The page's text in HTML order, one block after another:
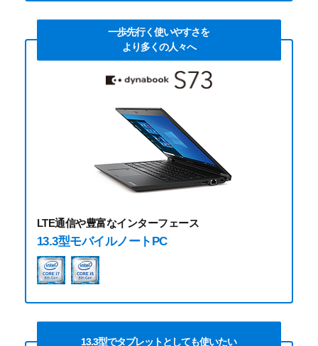
一歩先行く使いやすさを
より多くの人々へ
LTE通信や豊富なインターフェース
13.3型モバイルノートPC
13.3型でタブレットとしても使いたい